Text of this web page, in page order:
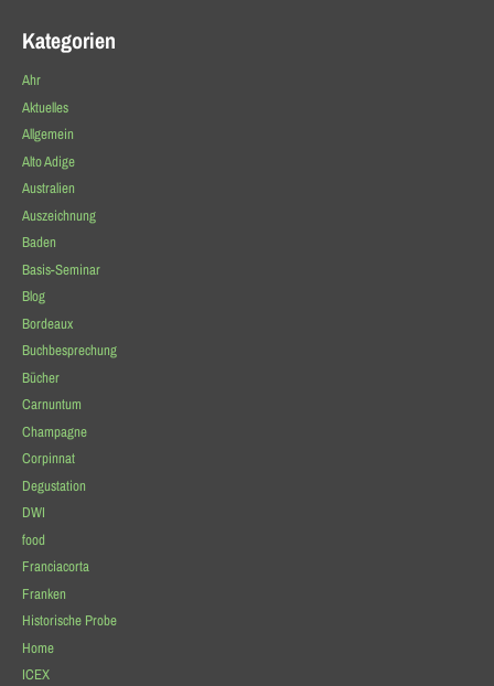
Kategorien
Ahr
Aktuelles
Allgemein
Alto Adige
Australien
Auszeichnung
Baden
Basis-Seminar
Blog
Bordeaux
Buchbesprechung
Bücher
Carnuntum
Champagne
Corpinnat
Degustation
DWI
food
Franciacorta
Franken
Historische Probe
Home
ICEX